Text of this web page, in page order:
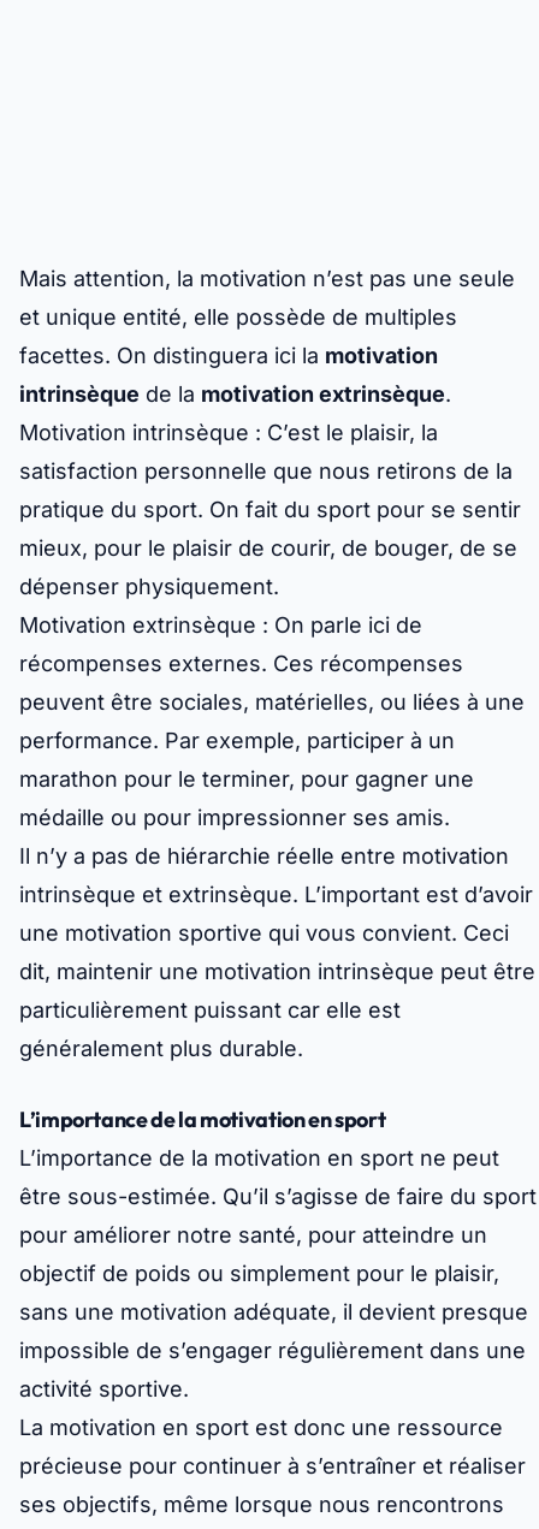
Mais attention, la motivation n’est pas une seule
et unique entité, elle possède de multiples
facettes. On distinguera ici la motivation
intrinsèque de la motivation extrinsèque.
Motivation intrinsèque : C’est le plaisir, la
satisfaction personnelle que nous retirons de la
pratique du sport. On fait du sport pour se sentir
mieux, pour le plaisir de courir, de bouger, de se
dépenser physiquement.
Motivation extrinsèque : On parle ici de
récompenses externes. Ces récompenses
peuvent être sociales, matérielles, ou liées à une
performance. Par exemple, participer à un
marathon pour le terminer, pour gagner une
médaille ou pour impressionner ses amis.
Il n’y a pas de hiérarchie réelle entre motivation
intrinsèque et extrinsèque. L’important est d’avoir
une motivation sportive qui vous convient. Ceci
dit, maintenir une motivation intrinsèque peut être
particulièrement puissant car elle est
généralement plus durable.
L’importance de la motivation en sport
L’importance de la motivation en sport ne peut
être sous-estimée. Qu’il s’agisse de faire du sport
pour améliorer notre santé, pour atteindre un
objectif de poids ou simplement pour le plaisir,
sans une motivation adéquate, il devient presque
impossible de s’engager régulièrement dans une
activité sportive.
La motivation en sport est donc une ressource
précieuse pour continuer à s’entraîner et réaliser
ses objectifs, même lorsque nous rencontrons